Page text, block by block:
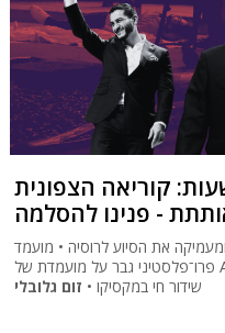
זירות ב־48 שעות: קוריאה הצפונית
- פנינו להסלמה
את הסיוע לרוסיה • מועמד
פרו־פלסטיני גבר על מועמדת של AIPAC במישיגן • ויוצר התוכן שנרצח במהלך
שידור חי במקסיקו • זום גלובלי